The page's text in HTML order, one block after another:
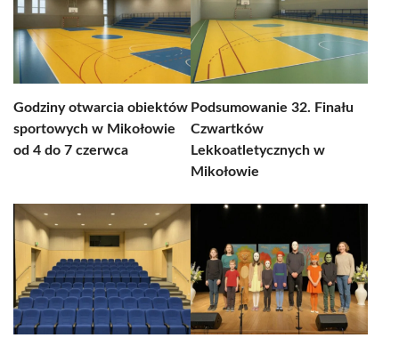
Godziny otwarcia obiektów
sportowych w Mikołowie
od 4 do 7 czerwca
Podsumowanie 32. Finału
Czwartków
Lekkoatletycznych w
Mikołowie